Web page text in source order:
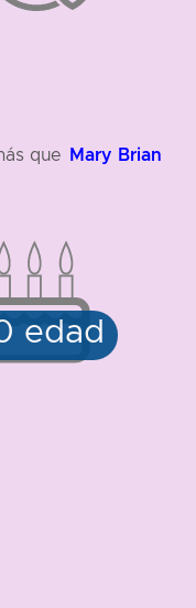
que Mary Brian